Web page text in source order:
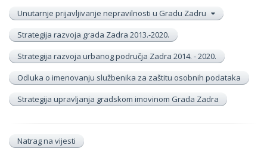
Unutarnje prijavljivanje nepravilnosti u Gradu Zadru
Strategija razvoja grada Zadra 2013.-2020.
Strategija razvoja urbanog područja Zadra 2014. - 2020.
Odluka o imenovanju službenika za zaštitu osobnih podataka
Strategija upravljanja gradskom imovinom Grada Zadra
Natrag na vijesti